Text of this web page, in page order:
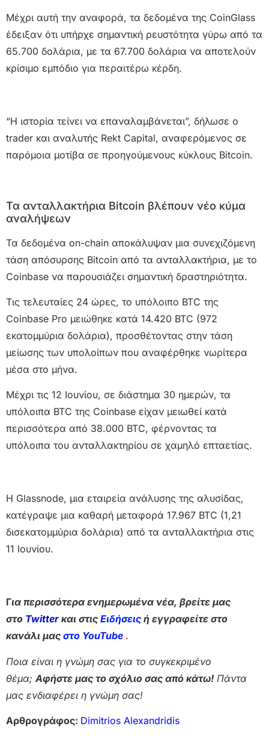
Μέχρι αυτή την αναφορά, τα δεδομένα της CoinGlass
έδειξαν ότι υπήρχε σημαντική ρευστότητα γύρω από τα
65.700 δολάρια, με τα 67.700 δολάρια να αποτελούν
κρίσιμο εμπόδιο για περαιτέρω κέρδη.
“Η ιστορία τείνει να επαναλαμβάνεται”, δήλωσε ο
trader και αναλυτής Rekt Capital, αναφερόμενος σε
παρόμοια μοτίβα σε προηγούμενους κύκλους Bitcoin.
Τα ανταλλακτήρια Bitcoin βλέπουν νέο κύμα
αναλήψεων
Τα δεδομένα on-chain αποκάλυψαν μια συνεχιζόμενη
τάση απόσυρσης Bitcoin από τα ανταλλακτήρια, με το
Coinbase να παρουσιάζει σημαντική δραστηριότητα.
Τις τελευταίες 24 ώρες, το υπόλοιπο BTC της
Coinbase Pro μειώθηκε κατά 14.420 BTC (972
εκατομμύρια δολάρια), προσθέτοντας στην τάση
μείωσης των υπολοίπων που αναφέρθηκε νωρίτερα
μέσα στο μήνα.
Μέχρι τις 12 Ιουνίου, σε διάστημα 30 ημερών, τα
υπόλοιπα BTC της Coinbase είχαν μειωθεί κατά
περισσότερα από 38.000 BTC, φέρνοντας τα
υπόλοιπα του ανταλλακτηρίου σε χαμηλό επταετίας.
Η Glassnode, μια εταιρεία ανάλυσης της αλυσίδας,
κατέγραψε μια καθαρή μεταφορά 17.967 BTC (1,21
δισεκατομμύρια δολάρια) από τα ανταλλακτήρια στις
11 Ιουνίου.
Για περισσότερα ενημερωμένα νέα, βρείτε μας
στο Twitter και στις Ειδήσεις ή εγγραφείτε στο
κανάλι μας στο YouTube .
Ποια είναι η γνώμη σας για το συγκεκριμένο
θέμα; Αφήστε μας το σχόλιο σας από κάτω! Πάντα
μας ενδιαφέρει η γνώμη σας!
Αρθρογράφος: Dimitrios Alexandridis